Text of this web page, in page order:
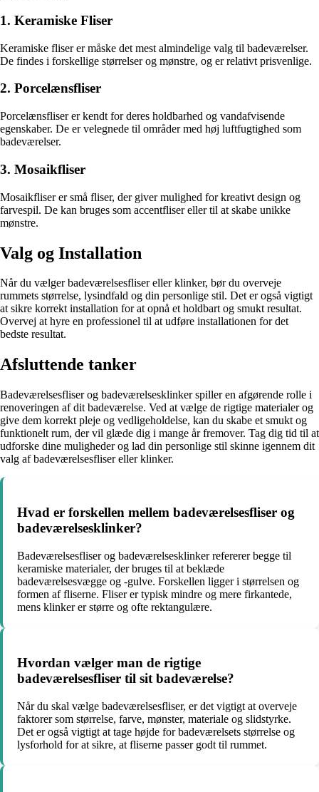
1. Keramiske Fliser
Keramiske fliser er måske det mest almindelige valg til badeværelser.
De findes i forskellige størrelser og mønstre, og er relativt prisvenlige.
2. Porcelænsfliser
Porcelænsfliser er kendt for deres holdbarhed og vandafvisende
egenskaber. De er velegnede til områder med høj luftfugtighed som
badeværelser.
3. Mosaikfliser
Mosaikfliser er små fliser, der giver mulighed for kreativt design og
farvespil. De kan bruges som accentfliser eller til at skabe unikke
mønstre.
Valg og Installation
Når du vælger badeværelsesfliser eller klinker, bør du overveje
rummets størrelse, lysindfald og din personlige stil. Det er også vigtigt
at sikre korrekt installation for at opnå et holdbart og smukt resultat.
Overvej at hyre en professionel til at udføre installationen for det
bedste resultat.
Afsluttende tanker
Badeværelsesfliser og badeværelsesklinker spiller en afgørende rolle i
renoveringen af dit badeværelse. Ved at vælge de rigtige materialer og
give dem korrekt pleje og vedligeholdelse, kan du skabe et smukt og
funktionelt rum, der vil glæde dig i mange år fremover. Tag dig tid til at
udforske dine muligheder og lad din personlige stil skinne igennem dit
valg af badeværelsesfliser eller klinker.
Hvad er forskellen mellem badeværelsesfliser og
badeværelsesklinker?
Badeværelsesfliser og badeværelsesklinker refererer begge til
keramiske materialer, der bruges til at beklæde
badeværelsesvægge og -gulve. Forskellen ligger i størrelsen og
formen af fliserne. Fliser er typisk mindre og mere firkantede,
mens klinker er større og ofte rektangulære.
Hvordan vælger man de rigtige
badeværelsesfliser til sit badeværelse?
Når du skal vælge badeværelsesfliser, er det vigtigt at overveje
faktorer som størrelse, farve, mønster, materiale og slidstyrke.
Det er også vigtigt at tage højde for badeværelsets størrelse og
lysforhold for at sikre, at fliserne passer godt til rummet.